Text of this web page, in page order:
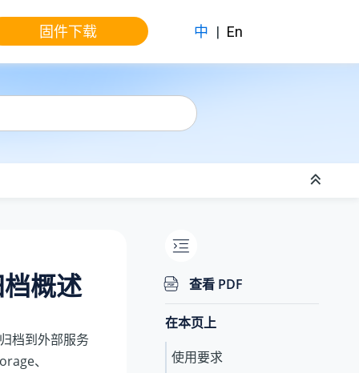
固件下载 中 | En
概述
档到外部服务
、
查看 PDF
在本页上
使用要求